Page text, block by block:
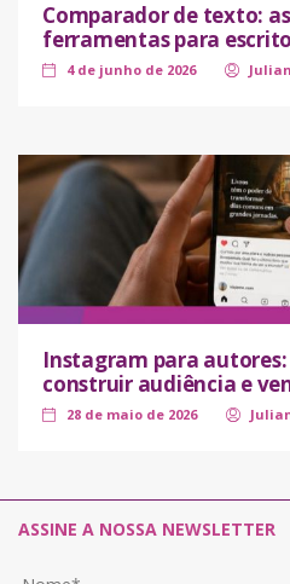
Comparador de texto:
ferramentas para
4 de junho de 2026
Instagram para
construir audiência e
28 de maio de 2026
ASSINE A NOSSA NEWSLETTER